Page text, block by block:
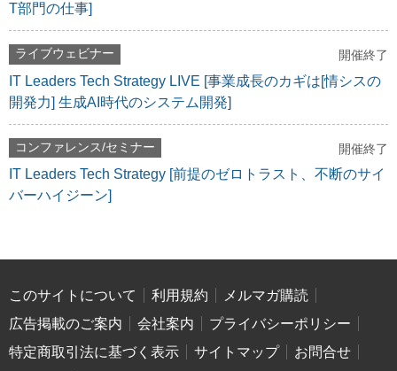
T部門の仕事]
ライブウェビナー 開催終了
IT Leaders Tech Strategy LIVE [事業成長のカギは[情シスの
開発力] 生成AI時代のシステム開発]
コンファレンス/セミナー 開催終了
IT Leaders Tech Strategy [前提のゼロトラスト、不断のサイ
バーハイジーン]
このサイトについて 利用規約
メルマガ購読
広告掲載のご案内
会社案内
プライバシーポリシー
特定商取引法に基づく表示
サイトマップ
お問合せ